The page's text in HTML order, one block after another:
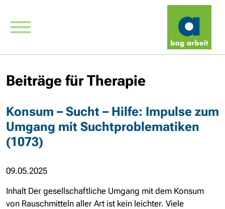
Beiträge für Therapie
Konsum – Sucht – Hilfe: Impulse zum
Umgang mit Suchtproblematiken
(1073)
09.05.2025
Inhalt Der gesellschaftliche Umgang mit dem Konsum
von Rauschmitteln aller Art ist kein leichter. Viele